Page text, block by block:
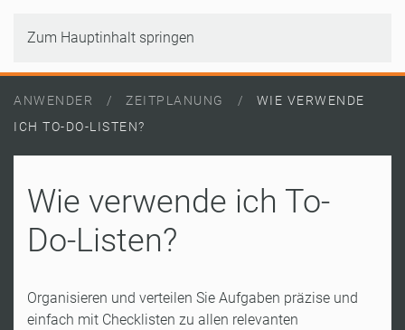
Zum Hauptinhalt springen
ANWENDER ZEITPLANUNG
WIE VERWENDE
ICH TO-DO-LISTEN?
Wie verwende ich To-
Do-Listen?
Organisieren und verteilen Sie Aufgaben präzise und
einfach mit Checklisten zu allen relevanten